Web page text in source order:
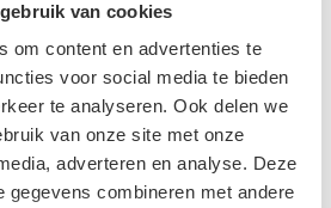
van cookies
om content en advertenties te
voor social media te bieden
te analyseren. Ook delen we
van onze site met onze
adverteren en analyse. Deze
gegevens combineren met andere
SALE-50%